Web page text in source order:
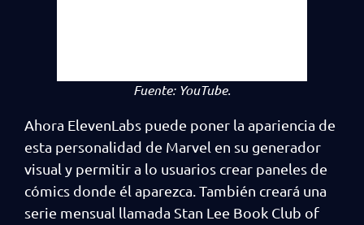
Fuente: YouTube.
Ahora ElevenLabs puede poner la apariencia de
esta personalidad de Marvel en su generador
visual y permitir a lo usuarios crear paneles de
cómics donde él aparezca. También creará una
serie mensual llamada Stan Lee Book Club of